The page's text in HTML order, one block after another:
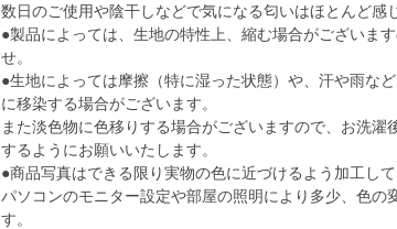
数日のご使用や陰干しなどで気になる匂いはほとんど感
●製品によっては、生地の特性上、縮む場合がございま
せ。
●生地によっては摩擦（特に湿った状態）や、汗や雨な
に移染する場合がございます。
また淡色物に色移りする場合がございますので、お洗濯
するようにお願いいたします。
●商品写真はできる限り実物の色に近づけるよう加工し
パソコンのモニター設定や部屋の照明により多少、色の
す。